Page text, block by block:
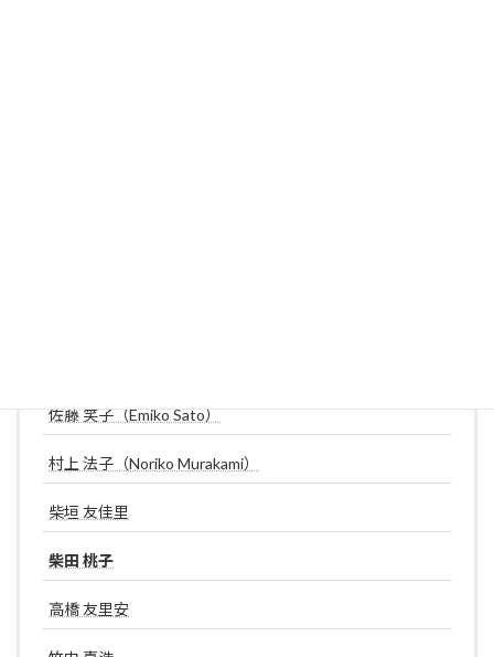
佐藤 笑子（Emiko Sato）
村上 法子（Noriko Murakami）
柴垣 友佳里
柴田 桃子
高橋 友里安